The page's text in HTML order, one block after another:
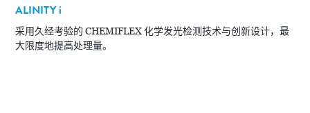
ALINITYi
采用久经考验的 CHEMIFLEX 化学发光检测技术与创新设计，最
大限度地提高处理量。